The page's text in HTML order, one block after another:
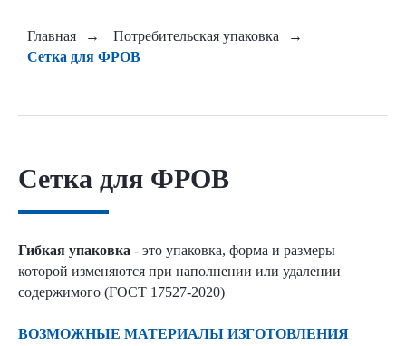
Главная → Потребительская упаковка
→
Сетка для ФРОВ
Сетка для ФРОВ
Гибкая упаковка - это упаковка, форма и размеры
которой изменяются при наполнении или удалении
содержимого (ГОСТ 17527-2020)
ВОЗМОЖНЫЕ МАТЕРИАЛЫ ИЗГОТОВЛЕНИЯ